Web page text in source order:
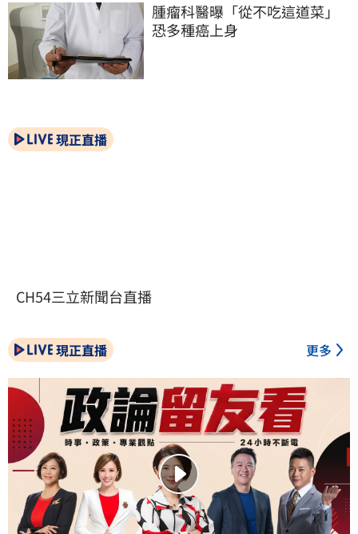
腫瘤科醫曝「從不吃這道菜」
恐多種癌上身
現正直播
CH54三立新聞台直播
現正直播 更多